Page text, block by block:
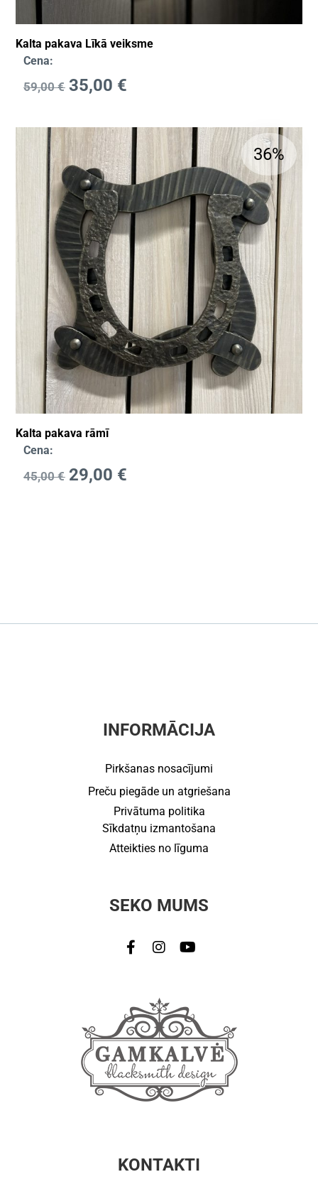
Kalta pakava Līkā veiksme
Cena:
59,00€ 35,00 €
Kalta pakava rāmī
Cena:
45,00€ 29,00 €
36%
INFORMĀCIJA
Pirkšanas nosacījumi
Preču piegāde un atgriešana
Privātuma politika
Sīkdatņu izmantošana
Atteikties no līguma
SEKO MUMS
KONTAKTI